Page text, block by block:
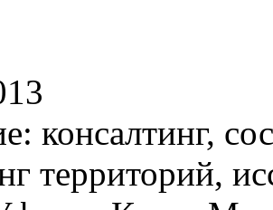
консалтинг,
территорий,